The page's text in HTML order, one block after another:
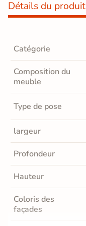
Détails du produit
Catégorie
Composition du
meuble
Type de pose
largeur
Profondeur
Hauteur
Coloris des
façades